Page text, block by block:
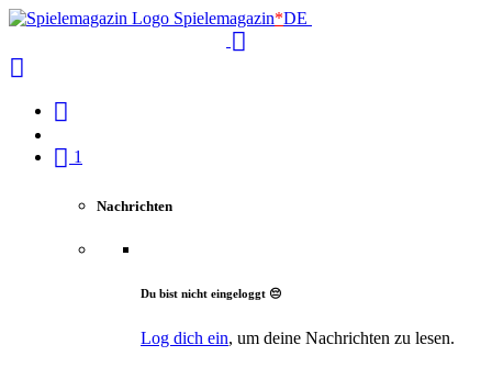
Spielemagazin*DE
1
Nachrichten
Du bist nicht eingeloggt 😔
Log dich ein, um deine Nachrichten zu lesen.